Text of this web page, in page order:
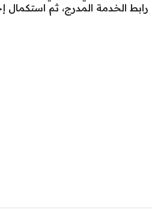
الخدمة المدرج، ثم استكمال